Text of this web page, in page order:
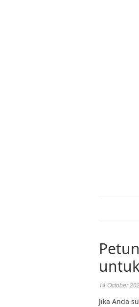
14 October
Jika Anda